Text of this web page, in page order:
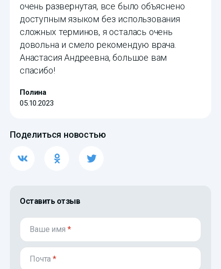
очень развернутая, все было объяснено
доступным языком без использования
сложных терминов, я осталась очень
довольна и смело рекомендую врача.
Анастасия Андреевна, большое вам
спасибо!
Полина
05.10.2023
Поделиться новостью
Оставить отзыв
Ваше имя *
Почта*